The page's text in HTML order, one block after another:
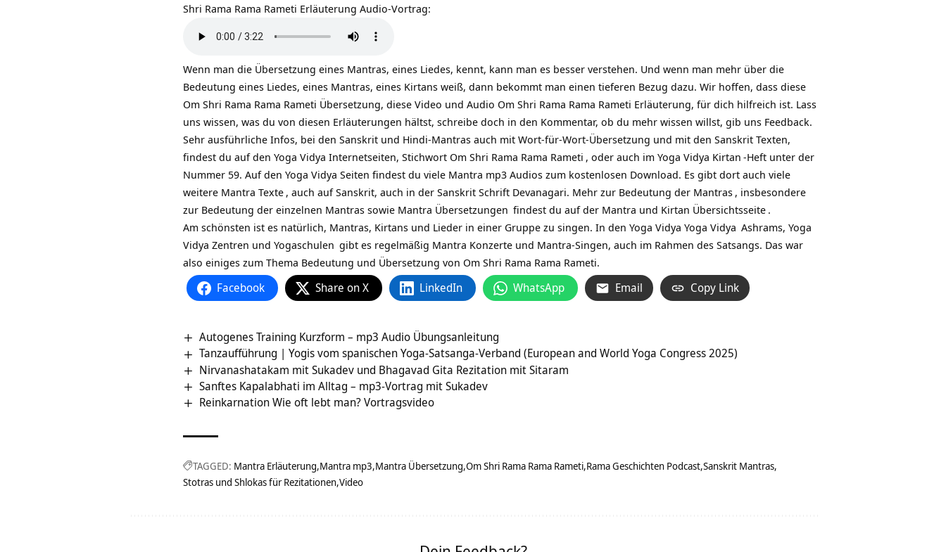
Shri Rama Rama Rameti Erläuterung Audio-Vortrag:
Wenn man die Übersetzung eines Mantras, eines Liedes, kennt, kann man es besser verstehen. Und wenn man mehr über die
Bedeutung eines Liedes, eines Mantras, eines Kirtans weiß, dann bekommt man einen tieferen Bezug dazu. Wir hoffen, dass diese
Om Shri Rama Rama Rameti Übersetzung, diese Video und Audio Om Shri Rama Rama Rameti Erläuterung, für dich hilfreich ist. Lass
uns wissen, was du von diesen Erläuterungen hältst, schreibe doch in den Kommentar, ob du mehr wissen willst, gib uns Feedback.
Sehr ausführliche Infos, bei den Sanskrit und Hindi-Mantras auch mit Wort-für-Wort-Übersetzung und mit den Sanskrit Texten,
findest du auf den Yoga Vidya Internetseiten, Stichwort Om Shri Rama Rama Rameti , oder auch im Yoga Vidya Kirtan -Heft unter der
Nummer 59. Auf den Yoga Vidya Seiten findest du viele Mantra mp3 Audios zum kostenlosen Download. Es gibt dort auch viele
weitere Mantra Texte , auch auf Sanskrit, auch in der Sanskrit Schrift Devanagari. Mehr zur Bedeutung der Mantras , insbesondere
zur Bedeutung der einzelnen Mantras sowie Mantra Übersetzungen findest du aufder Mantra und Kirtan Übersichtsseite .
Am schönsten ist es natürlich, Mantras, Kirtans und Lieder in einer Gruppe zu singen. In den Yoga Vidya Yoga Vidya Ashrams, Yoga
Vidya Zentren und Yogaschulen gibt es regelmäßig Mantra Konzerte und Mantra-Singen, auch im Rahmen des Satsangs. Das war
also einiges zum Thema Bedeutung und Übersetzung von Om Shri Rama Rama Rameti.
Facebook Share on X LinkedIn WhatsApp Email Copy Link
Autogenes Training Kurzform – mp3 Audio Übungsanleitung
Tanzaufführung | Yogis vom spanischen Yoga-Satsanga-Verband (European and World Yoga Congress 2025)
Nirvanashatakam mit Sukadev und Bhagavad Gita Rezitation mit Sitaram
Sanftes Kapalabhati im Alltag – mp3-Vortrag mit Sukadev
Reinkarnation Wie oft lebt man? Vortragsvideo
TAGGED: Mantra Erläuterung Mantra mp3 Mantra Übersetzung Om Shri Rama Rama Rameti Rama Geschichten Podcast Sanskrit Mantras
Stotras und Shlokas für Rezitationen Video